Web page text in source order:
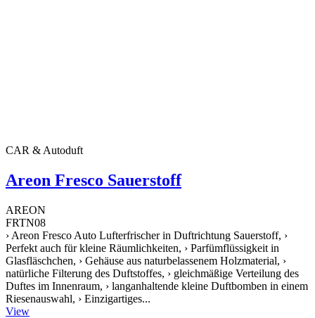
CAR & Autoduft
Areon Fresco Sauerstoff
AREON
FRTN08
› Areon Fresco Auto Lufterfrischer in Duftrichtung Sauerstoff, ›
Perfekt auch für kleine Räumlichkeiten, › Parfümflüssigkeit in
Glasfläschchen, › Gehäuse aus naturbelassenem Holzmaterial, ›
natürliche Filterung des Duftstoffes, › gleichmäßige Verteilung des
Duftes im Innenraum, › langanhaltende kleine Duftbomben in einem
Riesenauswahl, › Einzigartiges...
View